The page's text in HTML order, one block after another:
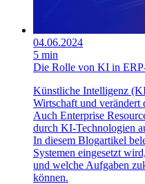
04.06.2024
5 min
Die Rolle von KI in
Künstliche Intelligenz
Wirtschaft und
Auch Enterprise
durch KI-Technologien
In diesem Blogartikel
Systemen eingesetzt
und welche Aufgaben
können.